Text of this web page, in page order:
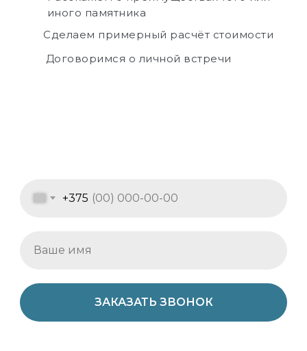
+375
ЗАКАЗАТЬ ЗВОНОК
иного памятника
Сделаем примерный расчёт стоимости
Договоримся о личной встречи